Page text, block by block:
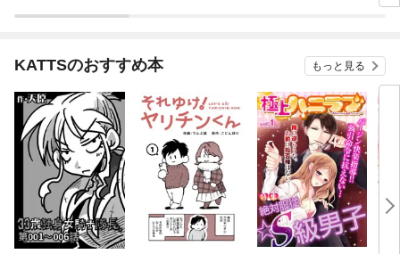
KATTSのおすすめ本 もっと見る